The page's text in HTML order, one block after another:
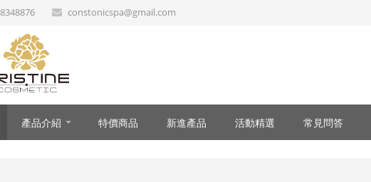
constonicspa@gmail.com
產品介紹 特價商品 新進產品 活動精選 常見問答